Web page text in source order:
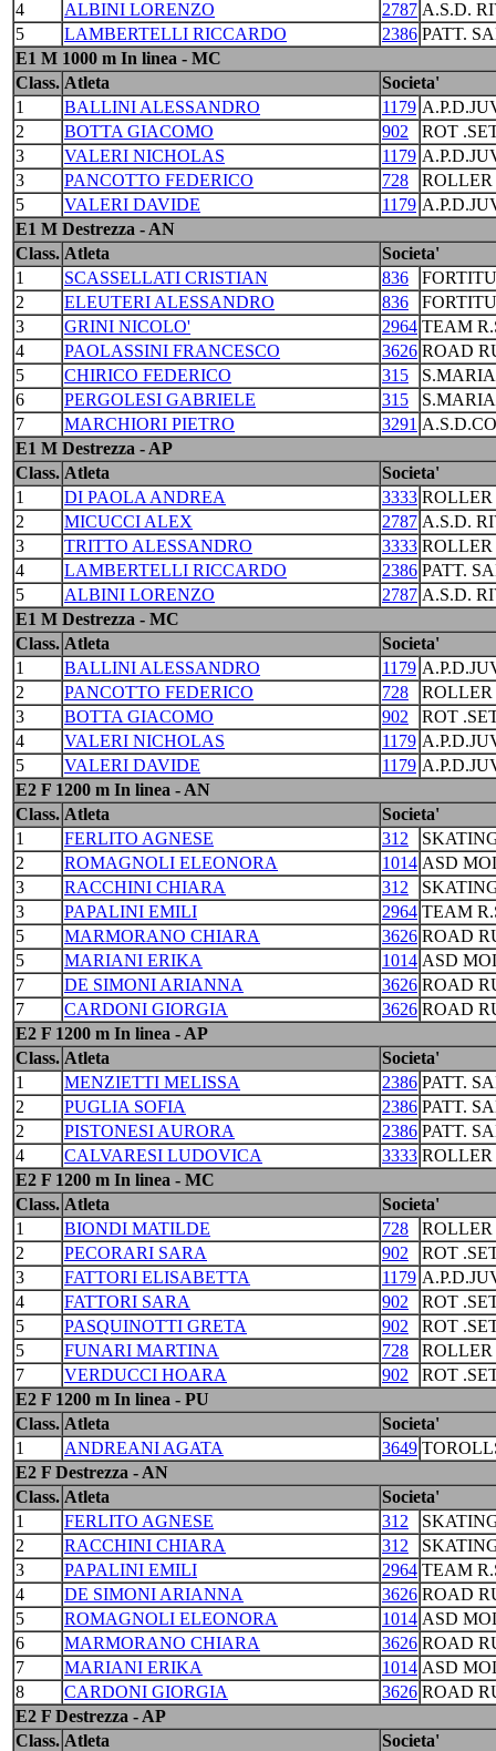
4 ALBINI LORENZO 2787 A.S.D.
5
LAMBERTELLI RICCARDO 2386 PATT.
E1 M 1000 m In linea - MC
Class. Atleta
Societa'
1
BALLINI ALESSANDRO 1179
2
BOTTA GIACOMO 902
ROT
3
VALERI NICHOLAS 1179
3
PANCOTTO FEDERICO 728
5
VALERI DAVIDE 1179
E1 M Destrezza - AN
Class. Atleta
Societa'
1
SCASSELLATI CRISTIAN 836
2
ELEUTERI ALESSANDRO 836
3
GRINI NICOLO' 2964 TEAM
4
PAOLASSINI FRANCESCO 3626 ROAD
5
CHIRICO FEDERICO 315
6
PERGOLESI GABRIELE 315
7
MARCHIORI PIETRO 3291
E1 M Destrezza - AP
Class. Atleta
Societa'
1
DI PAOLA ANDREA 3333 ROLLER
2
MICUCCI ALEX 2787 A.S.D.
3
TRITTO ALESSANDRO 3333 ROLLER
4
LAMBERTELLI RICCARDO 2386 PATT.
5
ALBINI LORENZO 2787 A.S.D.
E1 M Destrezza - MC
Class. Atleta
Societa'
1
BALLINI ALESSANDRO 1179
2
PANCOTTO FEDERICO 728
3
BOTTA GIACOMO 902
ROT
4
VALERI NICHOLAS 1179
5
VALERI DAVIDE 1179
E2 F 1200 m In linea - AN
Class. Atleta
Societa'
1
FERLITO AGNESE 312
2
ROMAGNOLI ELEONORA 1014 ASD
3
RACCHINI CHIARA 312
3
PAPALINI EMILI 2964 TEAM
5
MARMORANO CHIARA 3626 ROAD
5
MARIANI ERIKA 1014 ASD
7
DE SIMONI ARIANNA 3626 ROAD
7
CARDONI GIORGIA 3626 ROAD
E2 F 1200 m In linea - AP
Class. Atleta
Societa'
1
MENZIETTI MELISSA 2386 PATT.
2
PUGLIA SOFIA 2386 PATT.
2
PISTONESI AURORA 2386 PATT.
4
CALVARESI LUDOVICA 3333 ROLLER
E2 F 1200 m In linea - MC
Class. Atleta
Societa'
1
BIONDI MATILDE 728
2
PECORARI SARA 902
ROT
3
FATTORI ELISABETTA 1179
4
FATTORI SARA 902
ROT
5
PASQUINOTTI GRETA 902
ROT
5
FUNARI MARTINA 728
7
VERDUCCI HOARA 902
ROT
E2 F 1200 m In linea - PU
Class. Atleta
Societa'
1
ANDREANI AGATA 3649
E2 F Destrezza - AN
Class. Atleta
Societa'
1
FERLITO AGNESE 312
2
RACCHINI CHIARA 312
3
PAPALINI EMILI 2964 TEAM
4
DE SIMONI ARIANNA 3626 ROAD
5
ROMAGNOLI ELEONORA 1014 ASD
6
MARMORANO CHIARA 3626 ROAD
7
MARIANI ERIKA 1014 ASD
8
CARDONI GIORGIA 3626 ROAD
E2 F Destrezza - AP
Class. Atleta
Societa'